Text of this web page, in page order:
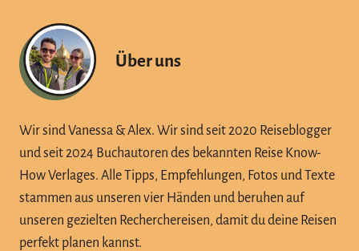
Über uns
Wir sind Vanessa & Alex. Wir sind seit 2020 Reiseblogger
und seit 2024 Buchautoren des bekannten Reise Know-
How Verlages. Alle Tipps, Empfehlungen, Fotos und Texte
stammen aus unseren vier Händen und beruhen auf
unseren gezielten Recherchereisen, damit du deine Reisen
perfekt planen kannst.